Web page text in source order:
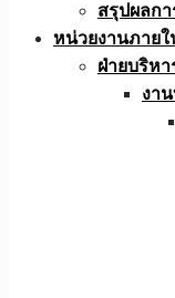
สรุปผลก
หน่วยงานภายใ
ฝ่ายบริห
งา